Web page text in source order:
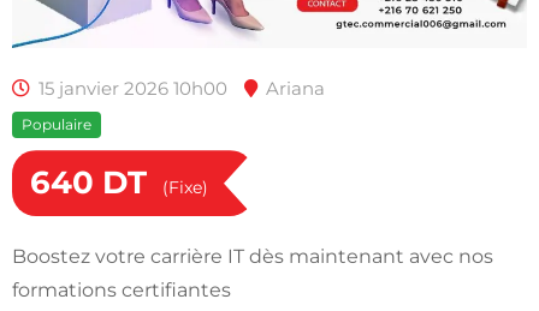
15 janvier 2026 10h00 Ariana
Populaire
640 DT (Fixe)
Boostez votre carrière IT dès maintenant avec nos
formations certifiantes